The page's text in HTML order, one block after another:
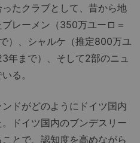
たクラブとして、昔から地
レーメン（350万ユーロ＝
）、シャルケ（推定800万ユ
年まで）、そして2部のニュ
る。
ドがどのようにドイツ国内
ドイツ国内のブンデスリー
とで、認知度を高めながら